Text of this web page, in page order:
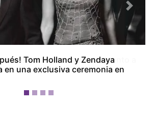
Tom Holland y Zendaya
en una exclusiva ceremonia en
Next